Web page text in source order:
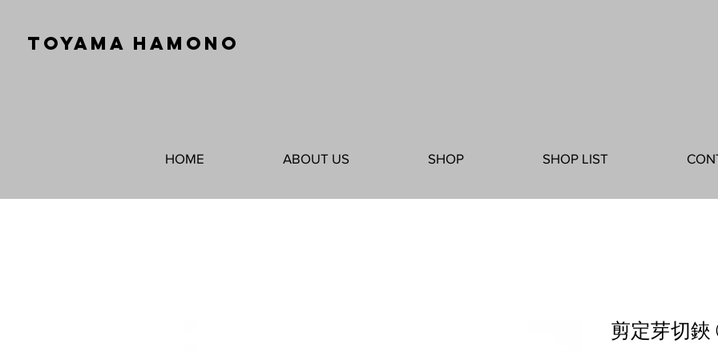
TOYAMA HAMONO
HOME ABOUT US SHOP SHOP LIST
剪定芽切